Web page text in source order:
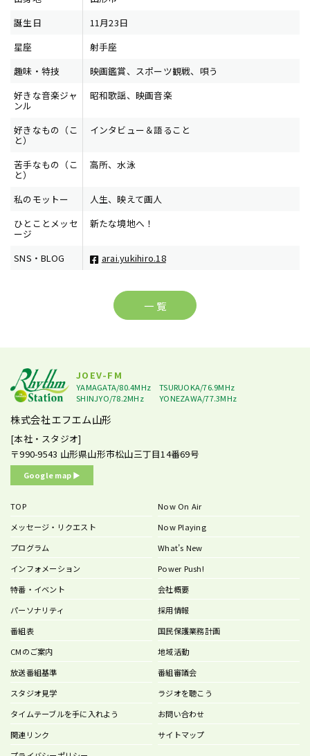
誕生日
11月23日
星座
射手座
趣味・特技
映画鑑賞、スポーツ観戦、唄う
好きな音楽ジャ
ンル
昭和歌謡、映画音楽
好きなもの（こ
と）
インタビュー＆語ること
苦手なもの（こ
と）
高所、水泳
私のモットー
人生、映えて画人
ひとことメッセ
ージ
新たな境地へ！
SNS・BLOG arai.yukihiro.18
一 覧
JOEV-FM
YAMAGATA/80.4MHz
TSURUOKA/76.9MHz
SHINJYO/78.2MHz
YONEZAWA/77.3MHz
株式会社エフエム山形
[本社・スタジオ]
〒990-9543 山形県山形市松山三丁目14番69号
Google map ▶︎
TOP
メッセージ・リクエスト
プログラム
インフォメーション
特番・イベント
パーソナリティ
番組表
CMのご案内
Now On Air
Now Playing
What’s New
Power Push!
会社概要
採用情報
国民保護業務計画
地域活動
放送番組基準
番組審議会
スタジオ見学
ラジオを聴こう
タイムテーブルを手に入れよう
お問い合わせ
関連リンク
サイトマップ